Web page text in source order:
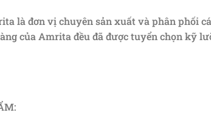
là đơn vị chuyên sản xuất và phân phối
của Amrita đều đã được tuyển chọn kỹ